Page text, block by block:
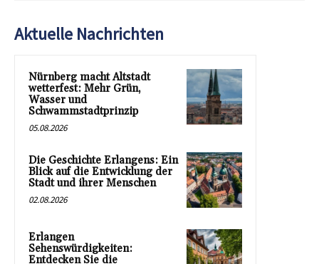
Aktuelle Nachrichten
Nürnberg macht Altstadt
wetterfest: Mehr Grün,
Wasser und
Schwammstadtprinzip
05.08.2026
Die Geschichte Erlangens: Ein
Blick auf die Entwicklung der
Stadt und ihrer Menschen
02.08.2026
Erlangen
Sehenswürdigkeiten:
Entdecken Sie die